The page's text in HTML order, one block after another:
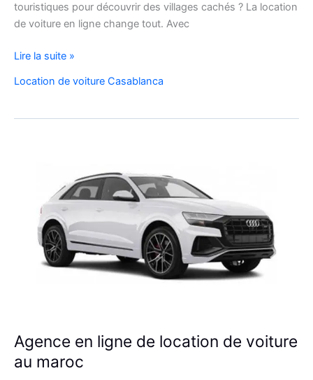
touristiques pour découvrir des villages cachés ? La location
de voiture en ligne change tout. Avec
réservation
ligne
Maroc
Lire la suite »
Location de voiture Casablanca
Agence en ligne de location de voiture
au maroc